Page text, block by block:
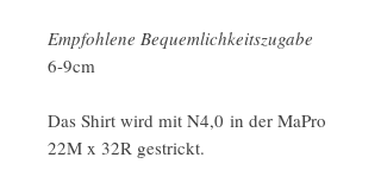
Empfohlene Bequemlichkeitszugabe
6-9cm
Das Shirt wird mit N4,0 in der MaPro
22M x 32R gestrickt.